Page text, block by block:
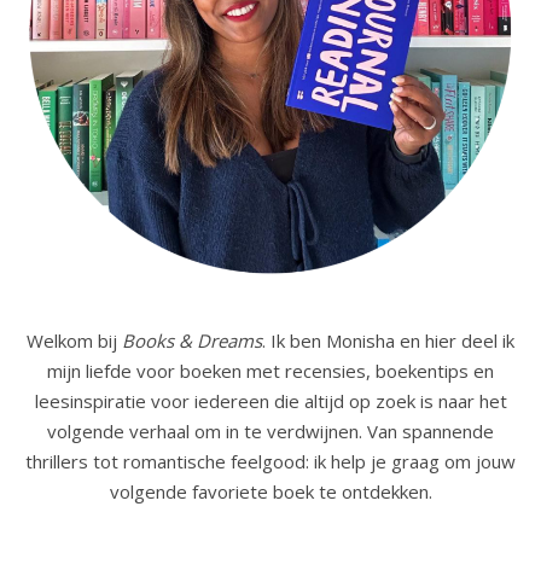
Welkom bij Books & Dreams. Ik ben Monisha en hier deel ik
mijn liefde voor boeken met recensies, boekentips en
leesinspiratie voor iedereen die altijd op zoek is naar het
volgende verhaal om in te verdwijnen. Van spannende
thrillers tot romantische feelgood: ik help je graag om jouw
volgende favoriete boek te ontdekken.